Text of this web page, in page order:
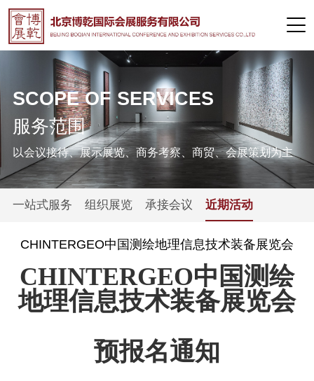
SCOPE OF SERVICES
服务范围
以会议接待、展示展览、商务考察、商贸、会展策划为主
一站式服务 组织展览 承接会议 近期活动
CHINTERGEO中国测绘地理信息技术装备展览会
CHINTERGEO中国测绘
地理信息技术装备展览会
预报名通知